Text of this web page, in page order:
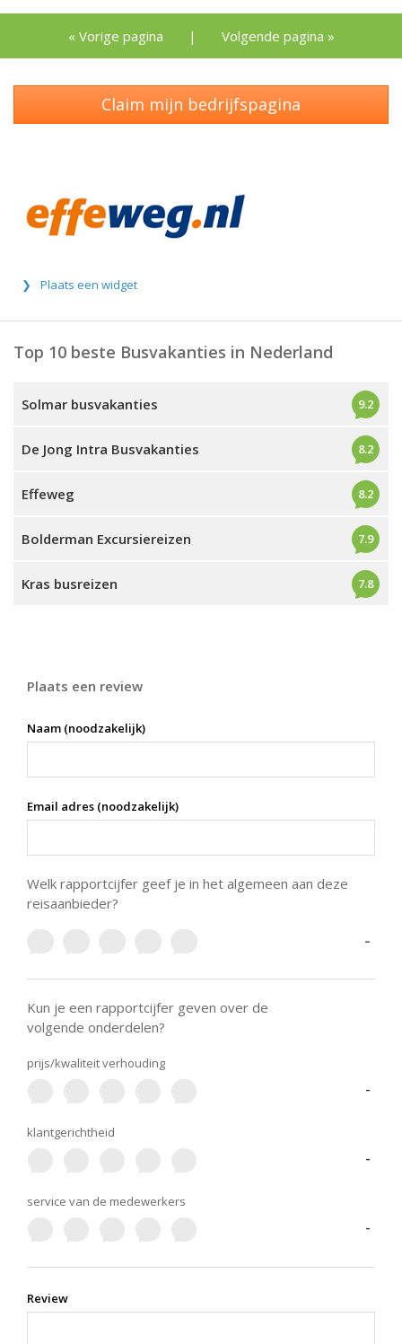
« Vorige pagina | Volgende pagina »
Claim mijn bedrijfspagina
Plaats een widget
Top 10 beste Busvakanties in Nederland
Solmar busvakanties 9.2
De Jong Intra Busvakanties 8.2
Effeweg 8.2
Bolderman Excursiereizen 7.9
Kras busreizen 7.8
Plaats een review
Naam (noodzakelijk)
Email adres (noodzakelijk)
Welk rapportcijfer geef je in het algemeen aan deze
reisaanbieder?
-
Kun je een rapportcijfer geven over de
volgende onderdelen?
prijs/kwaliteit verhouding
-
klantgerichtheid
-
service van de medewerkers
-
Review